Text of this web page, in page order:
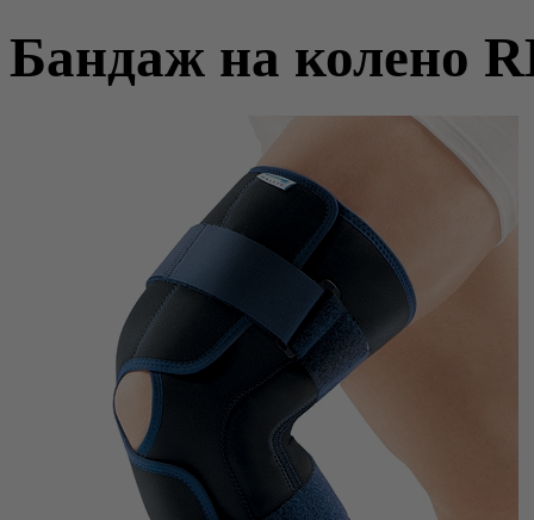
Бандаж на колено